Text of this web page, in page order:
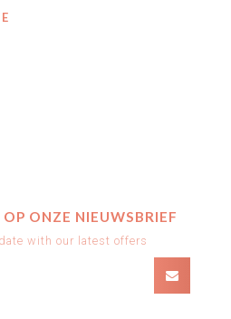
ONZE NIEUWSBRIEF
with our latest offers